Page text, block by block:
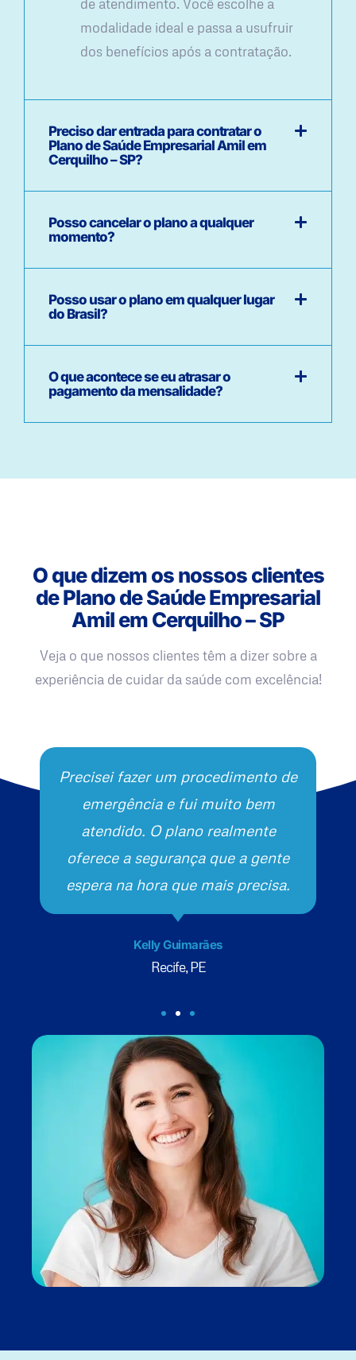
de atendimento. Você escolhe a
modalidade ideal e passa a usufruir
dos benefícios após a contratação.
Preciso dar entrada para contratar o
Plano de Saúde Empresarial Amil em
Cerquilho – SP?
Posso cancelar o plano a qualquer
momento?
Posso usar o plano em qualquer lugar
do Brasil?
O que acontece se eu atrasar o
pagamento da mensalidade?
O que dizem os nossos clientes
de Plano de Saúde Empresarial
Amil em Cerquilho – SP
Veja o que nossos clientes têm a dizer sobre a
experiência de cuidar da saúde com excelência!
Precisei fazer um procedimento de
emergência e fui muito bem
atendido. O plano realmente
oferece a segurança que a gente
espera na hora que mais precisa.
Kelly Guimarães
Recife, PE